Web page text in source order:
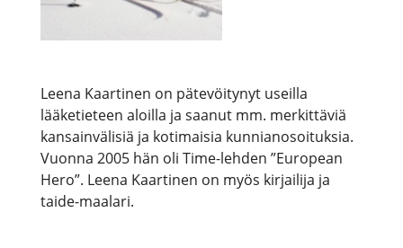
Leena Kaartinen on pätevöitynyt useilla
lääketieteen aloilla ja saanut mm. merkittäviä
kansainvälisiä ja kotimaisia kunnianosoituksia.
Vuonna 2005 hän oli Time-lehden ”European
Hero”. Leena Kaartinen on myös kirjailija ja
taide-maalari.